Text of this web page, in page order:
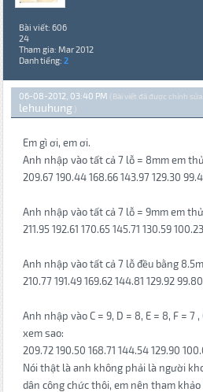
Bài viết: 606
24
Tham gia: Mar 2012
Danh tiếng: 2
06-08-2012, 03:40 PM (Bài viết đã được chỉnh
lehuuhung.)
Em gì ơi, em ơi.
Anh nhập vào tất cả 7 lỗ = 8mm em
209.67 190.44 168.66 143.97 129.30
Anh nhập vào tất cả 7 lỗ = 9mm em
211.95 192.61 170.65 145.71 130.59
Anh nhập vào tất cả 7 lỗ đều bằng
210.77 191.49 169.62 144.81 129.92
Anh nhập vào C = 9, D = 8, E = 8, F = 7
xem sao:
209.72 190.50 168.71 144.54 129.90
Nói thật là anh không phải là người
dân công chức thôi, em nên tham